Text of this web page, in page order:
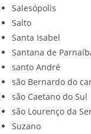
Salesópolis
Salto
Santa Isabel
Santana de
santo André
são Bernardo do
são Caetano do Sul
são Lourenço da
Suzano